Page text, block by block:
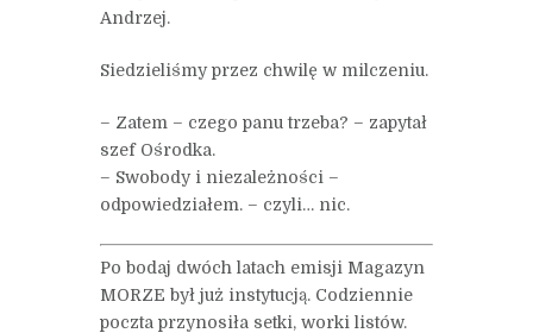
Andrzej.
Siedzieliśmy przez chwilę w milczeniu.
– Zatem – czego panu trzeba? – zapytał
szef Ośrodka.
– Swobody i niezależności –
odpowiedziałem. – czyli… nic.
Po bodaj dwóch latach emisji Magazyn
MORZE był już instytucją. Codziennie
poczta przynosiła setki, worki listów.